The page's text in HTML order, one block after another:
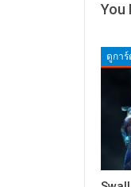
You
ดูกา